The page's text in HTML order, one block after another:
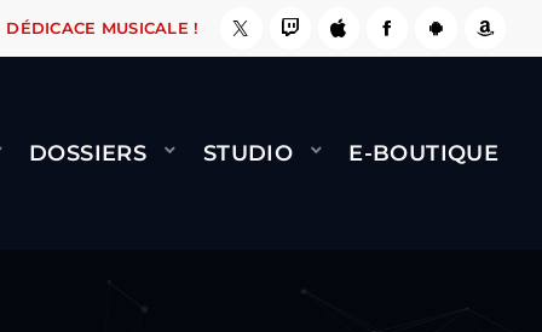
ÇA LE FAIT ! NAMI BERNARD MINET - FLY
DÉDICACE MUSICALE !
DOSSIERS STUDIO E-BOUTIQUE